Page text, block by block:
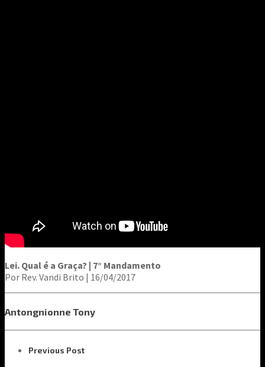
Lei. Qual é a Graça? | 7° Mandamento
Por Rev. Vandi Brito | 16/04/2017
Antongnionne Tony
Previous Post